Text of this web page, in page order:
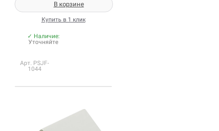
В корзине
Купить в 1 клик
✓ Наличие:
Уточняйте
Арт. PSJF-
1044